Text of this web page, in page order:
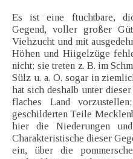
Es ist eine ftuchtbare,
Gegend, voller großer
Viehzucht und mit
Höhen und Hiigelzüge
nicht; sie treten z. B. im
Sülz u. a. O. sogar in
hat sich deshalb unter
flaches Land
geschilderten Teile
hier die Niederungen
Charakteristische dieser
ein, über die